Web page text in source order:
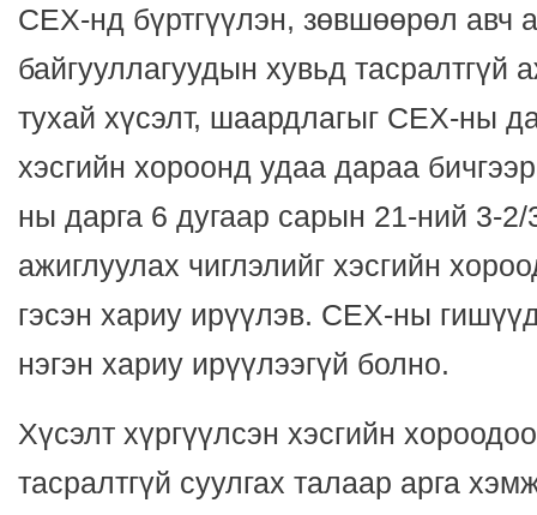
СЕХ-нд бүртгүүлэн, зөвшөөрөл авч
байгууллагуудын хувьд тасралтгүй
тухай хүсэлт, шаардлагыг СЕХ-ны
хэсгийн хороонд удаа дараа
ны дарга 6 дугаар сарын 21-ний 3-2/
ажиглуулах чиглэлийг хэсгийн
гэсэн хариу ирүүлэв. СЕХ-ны
нэгэн хариу ирүүлээгүй болно.
Хүсэлт хүргүүлсэн хэсгийн
тасралтгүй суулгах талаар арга